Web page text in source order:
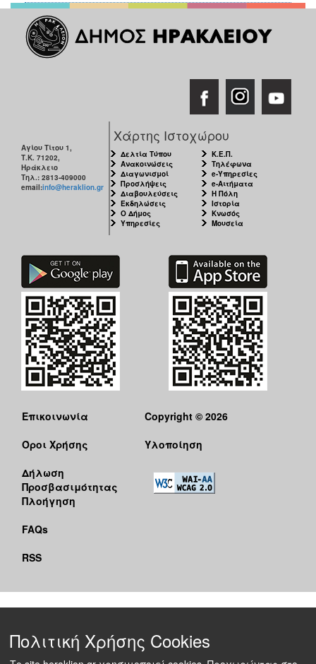
ΠΟΛΙΤΙΣΜΟΣ
ΑΝΘΕΚΤΙΚΗ
ΠΟΛΗ
Αγίου Τίτου 1,
Τ.Κ. 71202,
Ηράκλειο
Τηλ.: 2813-409000
email:info@heraklion.gr
Χάρτης Ιστοχώρου
Δελτία Τύπου
Ανακοινώσεις
Διαγωνισμοί
Προσλήψεις
Διαβουλεύσεις
Εκδηλώσεις
Ο Δήμος
Υπηρεσίες
Κ.Ε.Π.
Τηλέφωνα
e-Υπηρεσίες
e-Αιτήματα
Η Πόλη
Ιστορία
Κνωσός
Μουσεία
Επικοινωνία
Όροι Χρήσης
Δήλωση
Προσβασιμότητας
Πλοήγηση
FAQs
RSS
Copyright © 2026
Υλοποίηση
Πολιτική Χρήσης Cookies